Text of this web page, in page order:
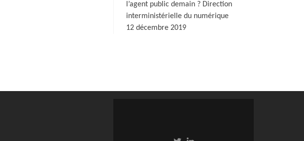
l’agent public demain ? Direction
interministérielle du numérique
12 décembre 2019